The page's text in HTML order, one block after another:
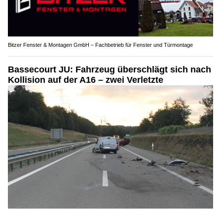
Bitzer Fenster & Montagen GmbH – Fachbetrieb für Fenster und Türmontage
Bassecourt JU: Fahrzeug überschlägt sich nach
Kollision auf der A16 – zwei Verletzte